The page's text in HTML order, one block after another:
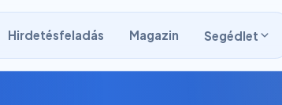
Hirdetésfeladás Magazin Segédlet